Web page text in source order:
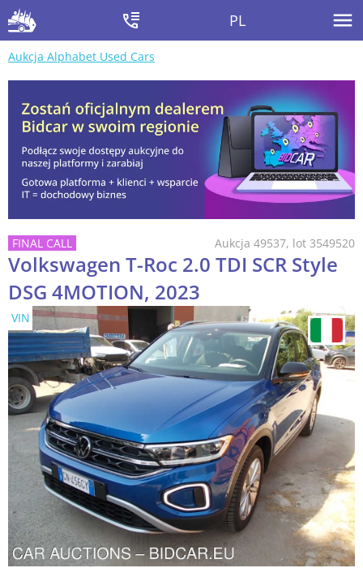
PL
Aukcja Alphabet Used Cars
Aukcja 49537, lot 3549520
Volkswagen T-Roc 2.0 TDI SCR Style
DSG 4MOTION, 2023
VIN